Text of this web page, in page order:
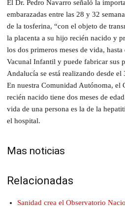
El Dr. Pedro Navarro señaló la
embarazadas entre las 28 y 32
de la tosferina, “con el objeto de
la placenta a su hijo recién nacido y
los dos primeros meses de vida,
Vacunal Infantil y puede fabricar sus
Andalucía se está realizando desde
En nuestra Comunidad Autónoma, el
recién nacido tiene dos meses de
vida de una persona es la de la
el hospital.
Mas noticias
Relacionadas
Sanidad crea el Observatorio